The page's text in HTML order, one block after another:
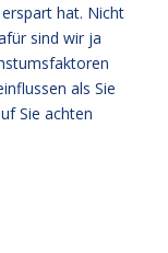
hat. Nicht
sind wir ja
als Sie
Sie achten